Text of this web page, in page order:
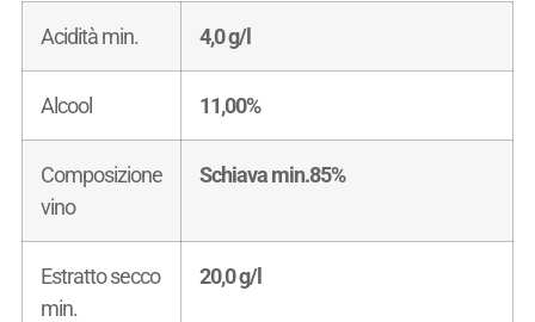
Acidità min. 4,0 g/l
Alcool 11,00%
Composizione
vino
Schiava min.85%
Estratto secco
min.
20,0 g/l